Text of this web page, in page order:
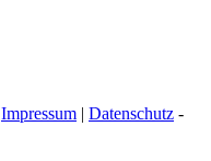
Impressum | Datenschutz -